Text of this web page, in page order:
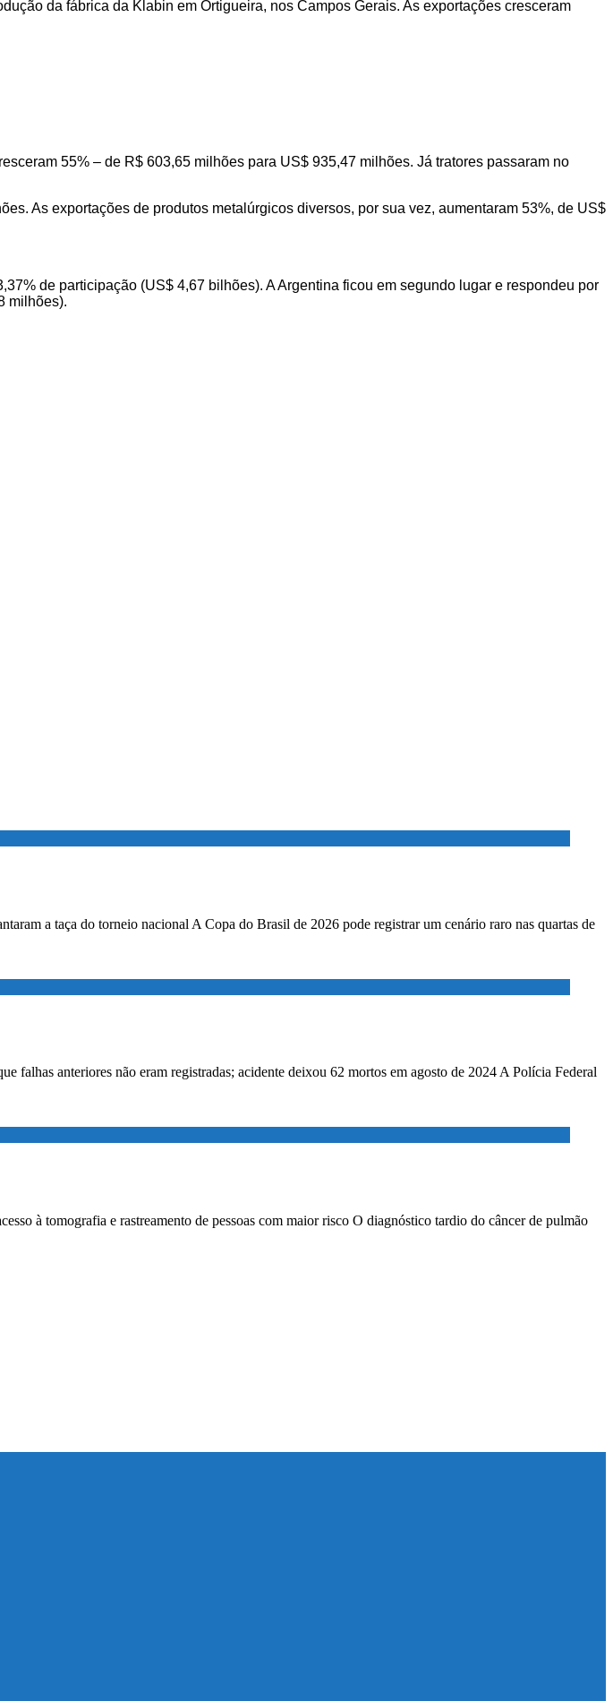
da fábrica da Klabin em Ortigueira, nos Campos Gerais. As exportações cresceram
55% – de R$ 603,65 milhões para US$ 935,47 milhões. Já tratores passaram no
As exportações de produtos metalúrgicos diversos, por sua vez, aumentaram 53%, de US$
de participação (US$ 4,67 bilhões). A Argentina ficou em segundo lugar e respondeu por
milhões).
a taça do torneio nacional A Copa do Brasil de 2026 pode registrar um cenário raro nas quartas de
falhas anteriores não eram registradas; acidente deixou 62 mortos em agosto de 2024 A Polícia Federal
à tomografia e rastreamento de pessoas com maior risco O diagnóstico tardio do câncer de pulmão